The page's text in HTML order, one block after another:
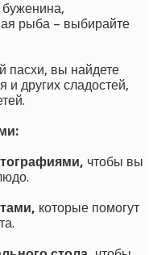
рыба – выбирайте
пасхи, вы найдете
и других сладостей,
чтобы вы
которые помогут